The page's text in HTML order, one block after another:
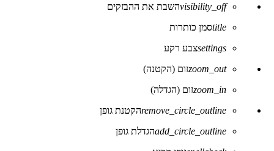
visibility_offהשבת את ההבזקים
titleסמן כותרות
settingsצבע רקע
zoom_outזום (הקטנה)
zoom_inזום (הגדלה)
remove_circle_outlineהקטנת גופן
add_circle_outlineהגדלת גופן